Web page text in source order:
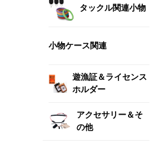
タックル関連小物
小物ケース関連
遊漁証＆ライセンス
ホルダー
アクセサリー＆そ
の他